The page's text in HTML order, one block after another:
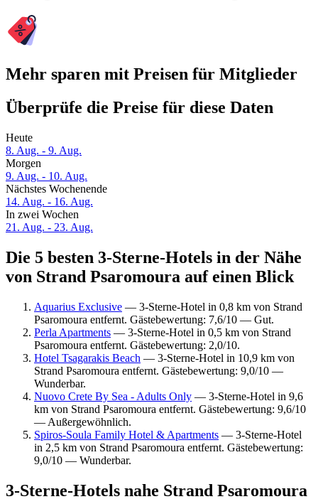
Mehr sparen mit Preisen für Mitglieder
Überprüfe die Preise für diese Daten
Heute
8. Aug. - 9. Aug.
Morgen
9. Aug. - 10. Aug.
Nächstes Wochenende
14. Aug. - 16. Aug.
In zwei Wochen
21. Aug. - 23. Aug.
Die 5 besten 3-Sterne-Hotels in der Nähe
von Strand Psaromoura auf einen Blick
Aquarius Exclusive — 3-Sterne-Hotel in 0,8 km von Strand
Psaromoura entfernt. Gästebewertung: 7,6/10 — Gut.
Perla Apartments — 3-Sterne-Hotel in 0,5 km von Strand
Psaromoura entfernt. Gästebewertung: 2,0/10.
Hotel Tsagarakis Beach — 3-Sterne-Hotel in 10,9 km von
Strand Psaromoura entfernt. Gästebewertung: 9,0/10 —
Wunderbar.
Nuovo Crete By Sea - Adults Only — 3-Sterne-Hotel in 9,6
km von Strand Psaromoura entfernt. Gästebewertung: 9,6/10
— Außergewöhnlich.
Spiros-Soula Family Hotel & Apartments — 3-Sterne-Hotel
in 2,5 km von Strand Psaromoura entfernt. Gästebewertung:
9,0/10 — Wunderbar.
3-Sterne-Hotels nahe Strand Psaromoura